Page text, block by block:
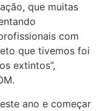
que muitas
com
que tivemos foi
extintos”,
ano e começar